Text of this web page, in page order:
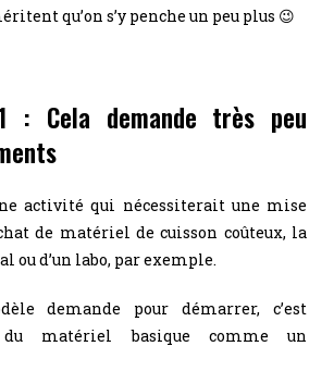
qu’on s’y penche un peu plus 😉
: Cela demande très peu
activité qui nécessiterait une mise
de matériel de cuisson coûteux, la
ou d’un labo, par exemple.
demande pour démarrer, c’est
du matériel basique comme un